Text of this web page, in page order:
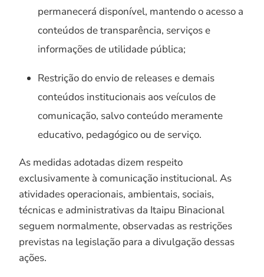
permanecerá disponível, mantendo o acesso a
conteúdos de transparência, serviços e
informações de utilidade pública;
Restrição do envio de releases e demais
conteúdos institucionais aos veículos de
comunicação, salvo conteúdo meramente
educativo, pedagógico ou de serviço.
As medidas adotadas dizem respeito
exclusivamente à comunicação institucional. As
atividades operacionais, ambientais, sociais,
técnicas e administrativas da Itaipu Binacional
seguem normalmente, observadas as restrições
previstas na legislação para a divulgação dessas
ações.